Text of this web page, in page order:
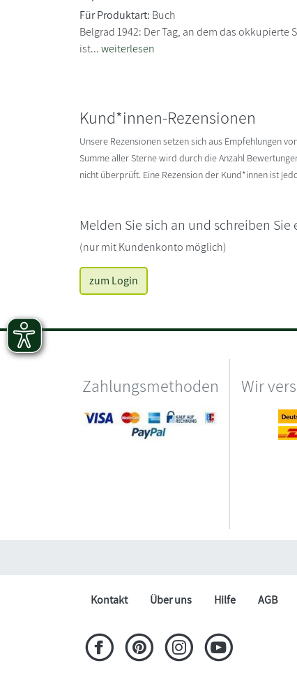
Für Produktart: Buch
Belgrad 1942: Der Tag, an dem das
ist...weiterlesen
Kund*innen-Rezensionen
Unsere Rezensionen setzen sich aus Empfehlungen
Summe aller Sterne wird durch die Anzahl
nicht überprüft. Eine Rezension der Kund*innen ist
Melden Sie sich an und schreiben Sie
(nur mit Kundenkonto möglich)
zum Login
Zahlungsmethoden Wir
Kontakt Über uns Hilfe AGB